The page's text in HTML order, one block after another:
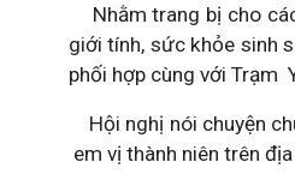
Nhằm trang bị cho
giới tính, sức khỏe sinh
phối hợp cùng với Trạm
Hội nghị nói chuyện
em vị thành niên trên địa